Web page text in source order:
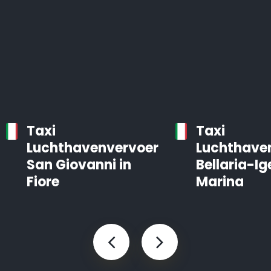
Taxi
Luchthavenvervoer
San Giovanni in
Fiore
Taxi
Bellaria-
Marina